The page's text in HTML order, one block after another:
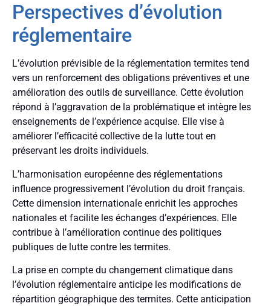
Perspectives d’évolution
réglementaire
L’évolution prévisible de la réglementation termites tend
vers un renforcement des obligations préventives et une
amélioration des outils de surveillance. Cette évolution
répond à l’aggravation de la problématique et intègre les
enseignements de l’expérience acquise. Elle vise à
améliorer l’efficacité collective de la lutte tout en
préservant les droits individuels.
L’harmonisation européenne des réglementations
influence progressivement l’évolution du droit français.
Cette dimension internationale enrichit les approches
nationales et facilite les échanges d’expériences. Elle
contribue à l’amélioration continue des politiques
publiques de lutte contre les termites.
La prise en compte du changement climatique dans
l’évolution réglementaire anticipe les modifications de
répartition géographique des termites. Cette anticipation